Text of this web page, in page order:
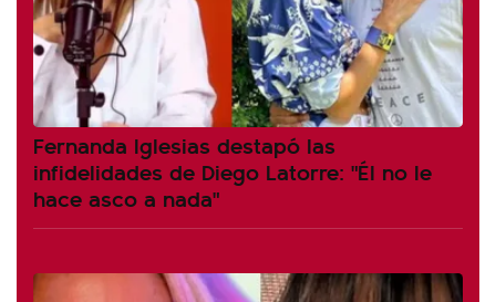
Fernanda Iglesias destapó las
infidelidades de Diego Latorre: "Él no le
hace asco a nada"